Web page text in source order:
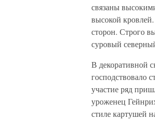
связаны
высокой
сторон. Строго
суровый
В декоративной
господствовало
участие ряд
уроженец
стиле картушей